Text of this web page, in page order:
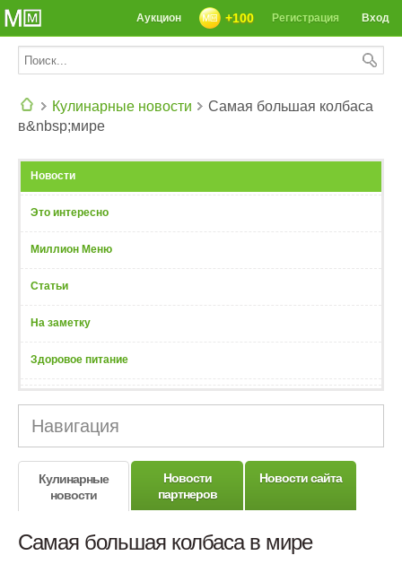
Вход
Регистрация
+100
Аукцион
Кулинарные новости
Самая большая колбаса
в&nbsp;мире
Новости
Это интересно
Миллион Меню
Статьи
На заметку
Здоровое питание
Навигация
Кулинарные
новости
Новости
партнеров
Новости сайта
Самая большая колбаса в мире